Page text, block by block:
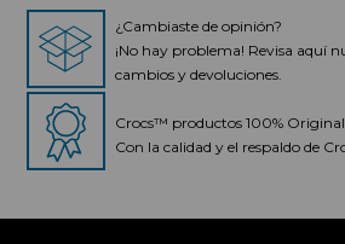
¿Cambiaste de opinión?
¡No hay problema! Revisa aquí
cambios y devoluciones.
Crocs™ productos 100%
Con la calidad y el respaldo de